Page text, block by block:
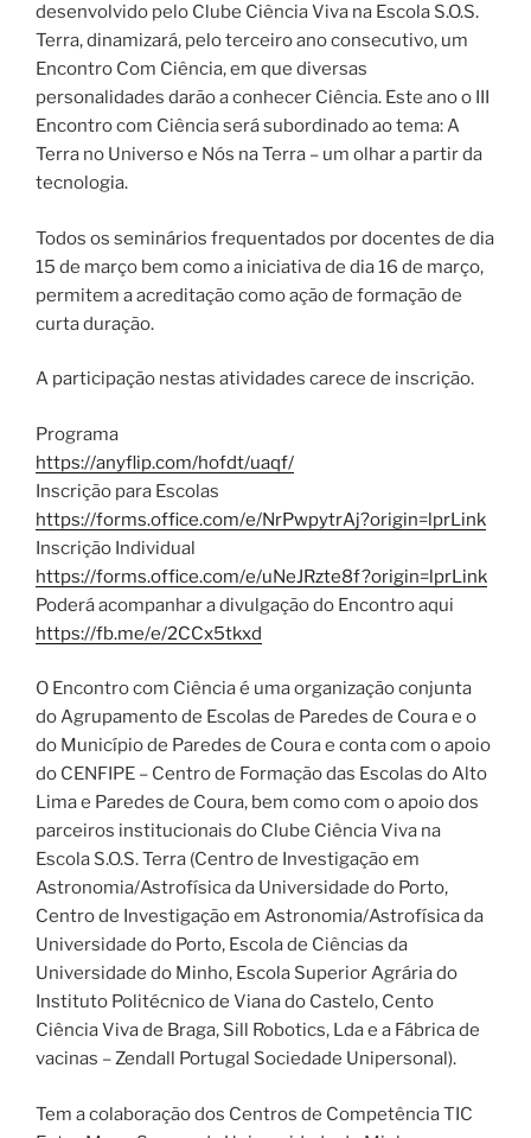
desenvolvido pelo Clube Ciência Viva na Escola S.O.S.
Terra, dinamizará, pelo terceiro ano consecutivo, um
Encontro Com Ciência, em que diversas
personalidades darão a conhecer Ciência. Este ano o III
Encontro com Ciência será subordinado ao tema: A
Terra no Universo e Nós na Terra – um olhar a partir da
tecnologia.
Todos os seminários frequentados por docentes de dia
15 de março bem como a iniciativa de dia 16 de março,
permitem a acreditação como ação de formação de
curta duração.
A participação nestas atividades carece de inscrição.
Programa
https://anyflip.com/hofdt/uaqf/
Inscrição para Escolas
https://forms.office.com/e/NrPwpytrAj?origin=lprLink
Inscrição Individual
https://forms.office.com/e/uNeJRzte8f?origin=lprLink
Poderá acompanhar a divulgação do Encontro aqui
https://fb.me/e/2CCx5tkxd
O Encontro com Ciência é uma organização conjunta
do Agrupamento de Escolas de Paredes de Coura e o
do Município de Paredes de Coura e conta com o apoio
do CENFIPE – Centro de Formação das Escolas do Alto
Lima e Paredes de Coura, bem como com o apoio dos
parceiros institucionais do Clube Ciência Viva na
Escola S.O.S. Terra (Centro de Investigação em
Astronomia/Astrofísica da Universidade do Porto,
Centro de Investigação em Astronomia/Astrofísica da
Universidade do Porto, Escola de Ciências da
Universidade do Minho, Escola Superior Agrária do
Instituto Politécnico de Viana do Castelo, Cento
Ciência Viva de Braga, Sill Robotics, Lda e a Fábrica de
vacinas – Zendall Portugal Sociedade Unipersonal).
Tem a colaboração dos Centros de Competência TIC